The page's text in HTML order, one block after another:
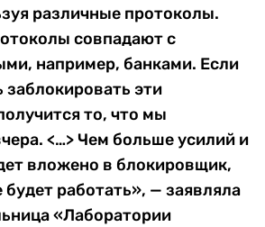
различные протоколы.
совпадают с
например, банками. Если
заблокировать эти
то, что мы
<…> Чем больше усилий и
вложено в блокировщик,
работать», — заявляла
«Лаборатории